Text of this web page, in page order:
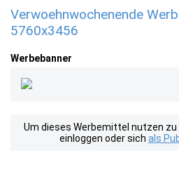
Verwoehnwochenende
5760x3456
Werbebanner
Um dieses Werbemittel nutzen zu
einloggen oder sich als